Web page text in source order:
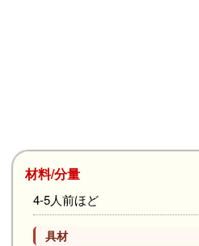
材料/分量
4-5人前ほど
具材